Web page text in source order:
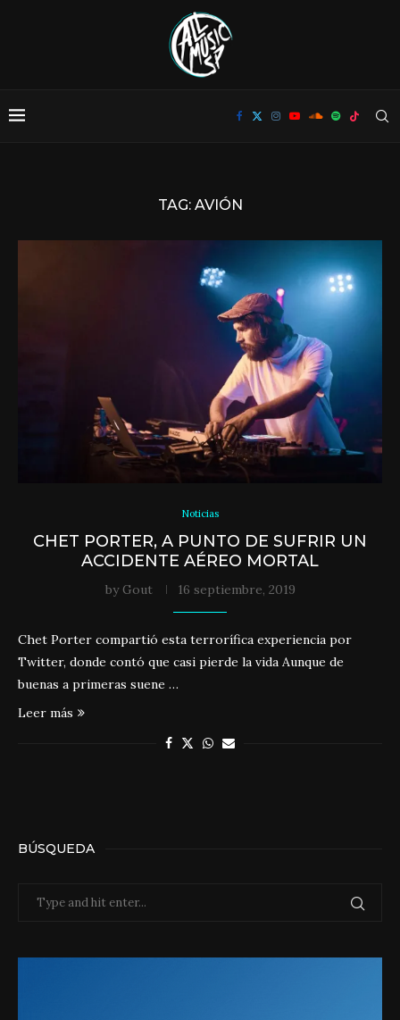
TAG: AVIÓN
Noticias
CHET PORTER, A PUNTO DE SUFRIR UN
ACCIDENTE AÉREO MORTAL
by Gout 16 septiembre, 2019
Chet Porter compartió esta terrorífica experiencia por
Twitter, donde contó que casi pierde la vida Aunque de
buenas a primeras suene …
Leer más
BÚSQUEDA